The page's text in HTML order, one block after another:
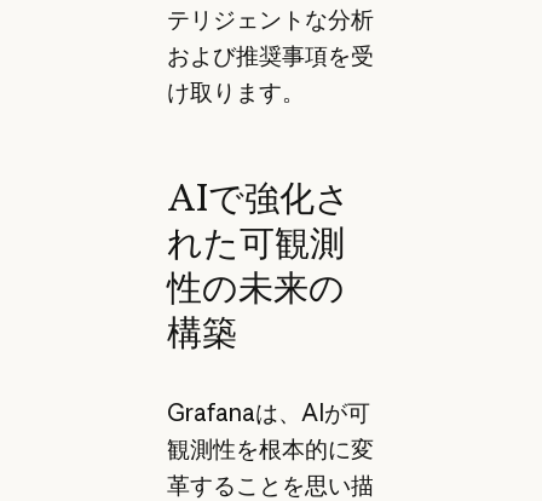
テリジェントな分析
および推奨事項を受
け取ります。
AIで強化さ
れた可観測
性の未来の
構築
Grafanaは、AIが可
観測性を根本的に変
革することを思い描